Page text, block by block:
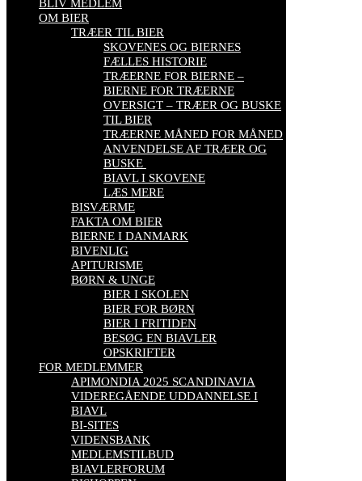
BLIV MEDLEM
OM BIER
TRÆER TIL BIER
SKOVENES OG BIERNES
FÆLLES HISTORIE
TRÆERNE FOR BIERNE –
BIERNE FOR TRÆERNE
OVERSIGT – TRÆER OG BUSKE
TIL BIER
TRÆERNE MÅNED FOR MÅNED
ANVENDELSE AF TRÆER OG
BUSKE
BIAVL I SKOVENE
LÆS MERE
BISVÆRME
FAKTA OM BIER
BIERNE I DANMARK
BIVENLIG
APITURISME
BØRN & UNGE
BIER I SKOLEN
BIER FOR BØRN
BIER I FRITIDEN
BESØG EN BIAVLER
OPSKRIFTER
FOR MEDLEMMER
APIMONDIA 2025 SCANDINAVIA
VIDEREGÅENDE UDDANNELSE I
BIAVL
BI-SITES
VIDENSBANK
MEDLEMSTILBUD
BIAVLERFORUM